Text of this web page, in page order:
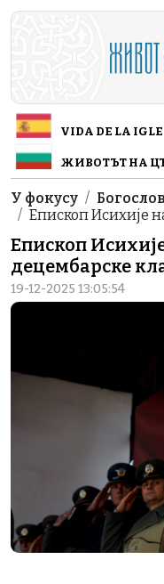
Skip to main content
VIDA DE LA
ЖИВОТЪТ НА
Breadcrumb
У фокусу
Епископ Исихије
Епископ
децембарске
19-12-2025 13:05:54